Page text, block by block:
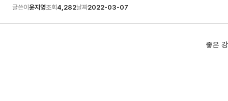
글쓴이 윤지영조회 4,282날짜2022-03-07
좋은